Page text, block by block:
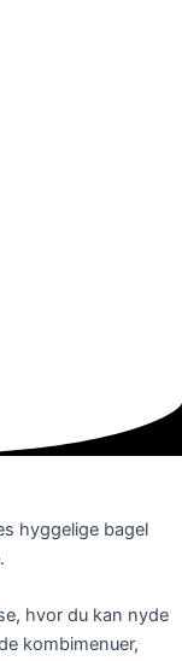
hyggelige bagel
hvor du kan nyde
kombimenuer,